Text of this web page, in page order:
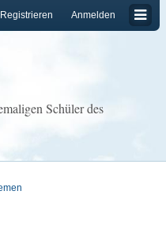
Anmelden
Registrieren
Schüler des